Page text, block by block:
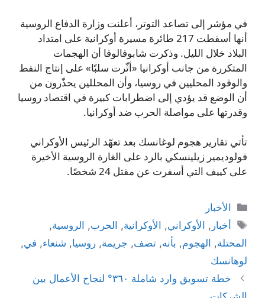
في مؤشر إلى تصاعد التوتر، أعلنت وزارة الدفاع الروسية
أنها أسقطت 217 طائرة مسيرة أوكرانية على امتداد
البلاد خلال الليل. وذكرت شابوفالوفا أن الهجمات
المتكررة من جانب أوكرانيا «أثّرت سلبًا» على إنتاج النفط
والوقود المحليين في روسيا، وأن المحللين يحذّرون من
أن الوضع قد يؤدي إلى اضطرابات كبيرة في اقتصاد روسيا
وقدرتها على مواصلة الحرب ضد أوكرانيا.
تأتي تقارير هجوم لوغانسك بعد تعهّد الرئيس الأوكراني
فولوديمير زيلينسكي بالرد على الغارة الروسية الأخيرة
على كييف التي أسفرت عن مقتل 24 شخصًا.
التصنيفات
الأخبار
الوسوم
أخبار , الأوكراني, الأوكرانية, الحرب, الروسية,
المحتلة, الهجوم, بأنه, تصف, جريمة, روسيا, شنعاء, في,
لوهانسك
خطة تسويق وارد شاملة ٣٦٠° لنجاح الأعمال بين